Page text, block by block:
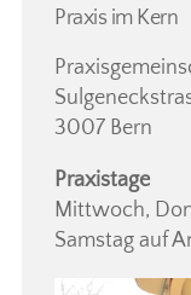
Praxis im Kern
3007 Bern
Praxistage
Mittwoch,
Samstag auf